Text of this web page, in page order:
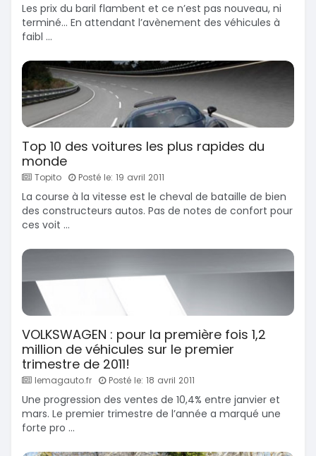
Les prix du baril flambent et ce n’est pas nouveau, ni
terminé… En attendant l’avènement des véhicules à
faibl ...
Top 10 des voitures les plus rapides du
monde
Topito Posté le: 19 avril 2011
La course à la vitesse est le cheval de bataille de bien
des constructeurs autos. Pas de notes de confort pour
ces voit ...
VOLKSWAGEN : pour la première fois 1,2
million de véhicules sur le premier
trimestre de 2011!
lemagauto.fr Posté le: 18 avril 2011
Une progression des ventes de 10,4% entre janvier et
mars. Le premier trimestre de l’année a marqué une
forte pro ...